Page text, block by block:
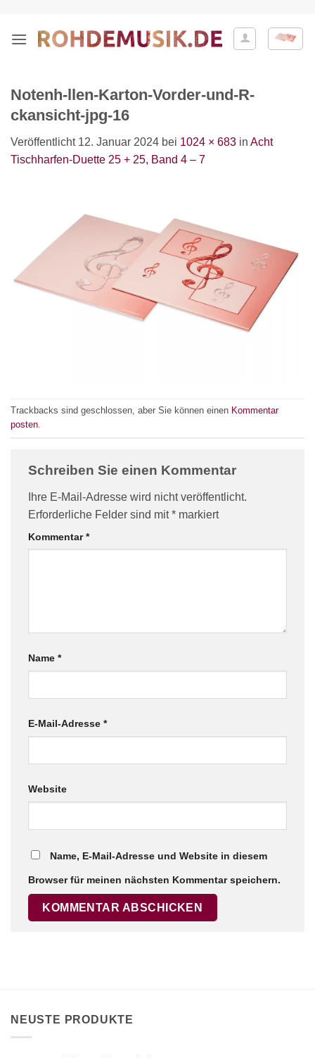
springen
Notenh-llen-Karton-Vorder-und-R-
ckansicht-jpg-16
Veröffentlicht 12. Januar 2024 bei 1024 × 683 in Acht
Tischharfen-Duette 25 + 25, Band 4 – 7
Trackbacks sind geschlossen, aber Sie können einen Kommentar
posten.
Schreiben Sie einen Kommentar
Ihre E-Mail-Adresse wird nicht veröffentlicht.
Erforderliche Felder sind mit* markiert
Kommentar*
Name *
E-Mail-Adresse *
Website
Name, E-Mail-Adresse und Website in diesem
Browser für meinen nächsten Kommentar speichern.
NEUSTE PRODUKTE